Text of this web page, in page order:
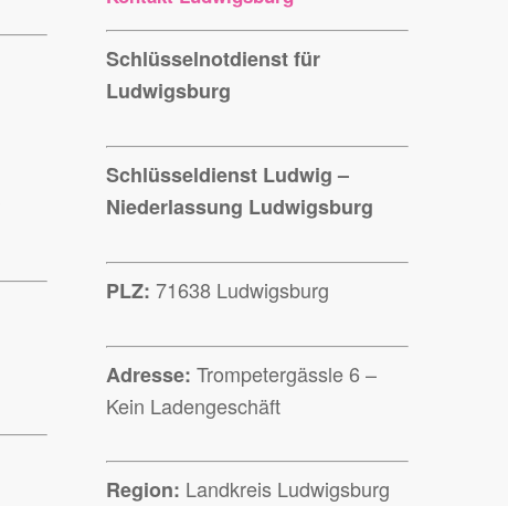
Schlüsselnotdienst für
Ludwigsburg
Schlüsseldienst Ludwig –
Niederlassung Ludwigsburg
PLZ: 71638 Ludwigsburg
Adresse: Trompetergässle 6 –
Kein Ladengeschäft
Region: Landkreis Ludwigsburg